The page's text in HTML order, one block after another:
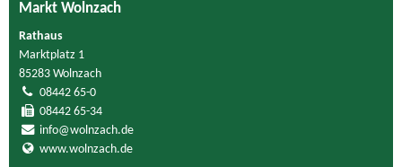
Markt Wolnzach
Rathaus
Marktplatz 1
85283 Wolnzach
08442 65-0
08442 65-34
info@wolnzach.de
www.wolnzach.de